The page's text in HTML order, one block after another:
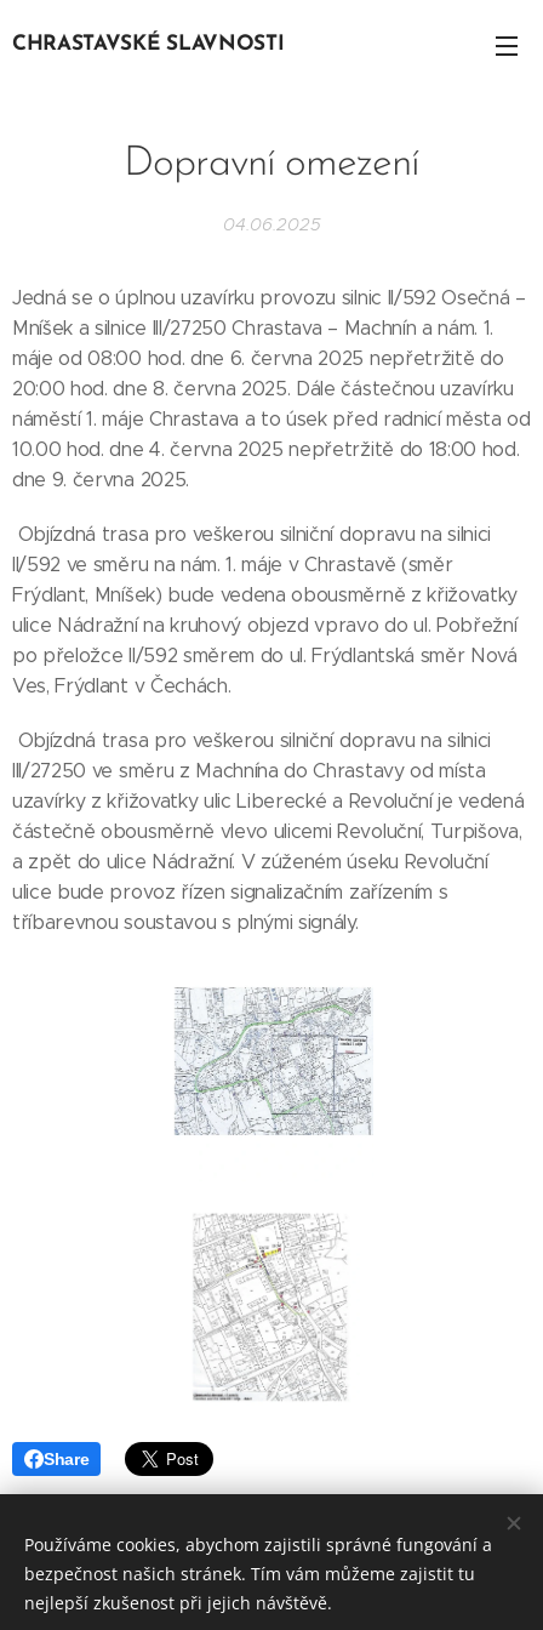
CHRASTAVSKÉ SLAVNOSTI
Dopravní omezení
04.06.2025
Jedná se o úplnou uzavírku provozu silnic II/592 Osečná –
Mníšek a silnice III/27250 Chrastava – Machnín a nám. 1.
máje od 08:00 hod. dne 6. června 2025 nepřetržitě do
20:00 hod. dne 8. června 2025. Dále částečnou uzavírku
náměstí 1. máje Chrastava a to úsek před radnicí města od
10.00 hod. dne 4. června 2025 nepřetržitě do 18:00 hod.
dne 9. června 2025.
Objízdná trasa pro veškerou silniční dopravu na silnici
II/592 ve směru na nám. 1. máje v Chrastavě (směr
Frýdlant, Mníšek) bude vedena obousměrně z křižovatky
ulice Nádražní na kruhový objezd vpravo do ul. Pobřežní
po přeložce II/592 směrem do ul. Frýdlantská směr Nová
Ves, Frýdlant v Čechách.
Objízdná trasa pro veškerou silniční dopravu na silnici
III/27250 ve směru z Machnína do Chrastavy od místa
uzavírky z křižovatky ulic Liberecké a Revoluční je vedená
částečně obousměrně vlevo ulicemi Revoluční, Turpišova,
a zpět do ulice Nádražní. V zúženém úseku Revoluční
ulice bude provoz řízen signalizačním zařízením s
tříbarevnou soustavou s plnými signály.
Share
INTERIOR STUDIO, Václavské náměstí 1, Praha,
Používáme cookies, abychom zajistili správné fungování a
bezpečnost našich stránek. Tím vám můžeme zajistit tu
nejlepší zkušenost při jejich návštěvě.